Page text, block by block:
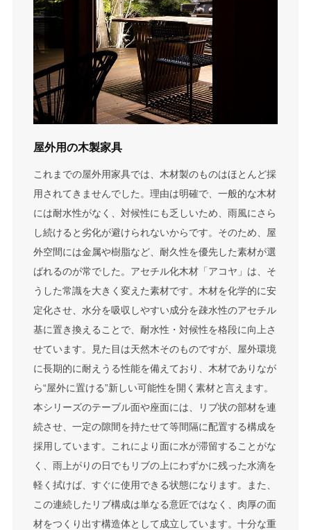
屋外用の木製家具
これまでの屋外用家具では、木材製のものはほとんど採
用されてきませんでした。理由は明確で、一般的な木材
には耐水性がなく、対候性にも乏しいため、雨風にさら
し続けると劣化が避けられないからです。そのため、屋
外空間には金属や樹脂など、耐久性を優先した素材が選
ばれるのが常でした。アセチル化木材「アコヤ」は、そ
うした常識を大きく変えた素材です。木材を化学的に安
定化させ、水分を吸収しやすい成分を疎水性のアセチル
基に置き換えることで、耐水性・対候性を格段に向上さ
せています。見た目は天然木そのものですが、屋外環境
に長期的に耐えうる性能を備えており、木材でありなが
ら“屋外に置ける”新しい可能性を開く素材と言えます。
本シリーズのテーブル面や座面には、リブ状の部材を連
続させ、一定の隙間を持たせて等間隔に配置する構成を
採用しています。これにより面に水が滞留することがな
く、雨上がりの日でもリブの上にわずかに残った水滴を
軽く拭けば、すぐに使用できる状態になります。また、
この連続したリブ構成は単なる意匠ではなく、肉厚の面
材をつくり出す構造体として成立しています。十分な重